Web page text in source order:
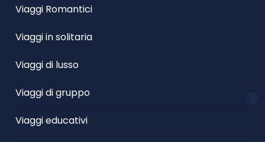
Viaggi Romantici
Viaggi in solitaria
Viaggi di lusso
Viaggi di gruppo
Viaggi educativi